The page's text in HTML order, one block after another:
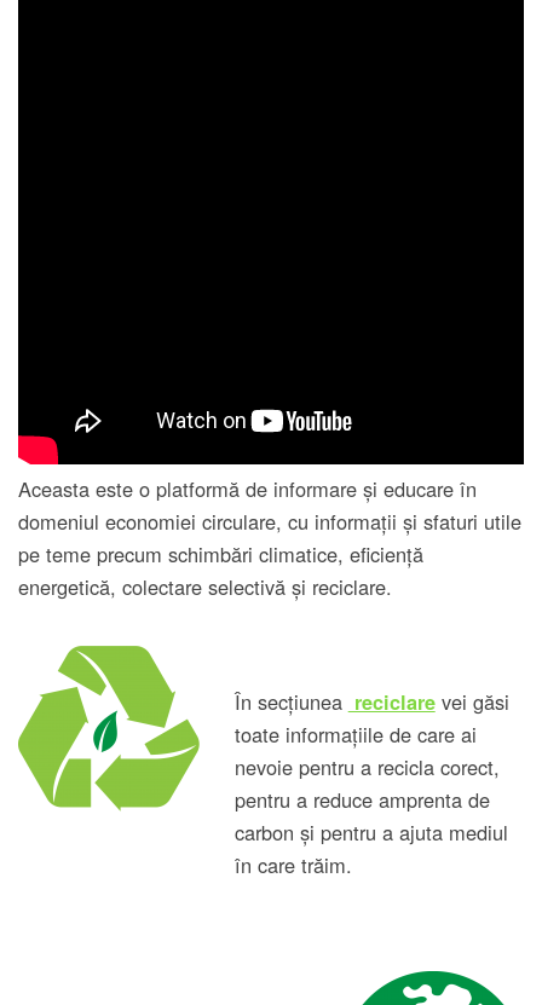
Aceasta este o platformă de informare și educare în
domeniul economiei circulare, cu informații și sfaturi utile
pe teme precum schimbări climatice, eficiență
energetică, colectare selectivă și reciclare.
În secțiunea reciclarevei găsi
toate informațiile de care ai
nevoie pentru a recicla corect,
pentru a reduce amprenta de
carbon și pentru a ajuta mediul
în care trăim.